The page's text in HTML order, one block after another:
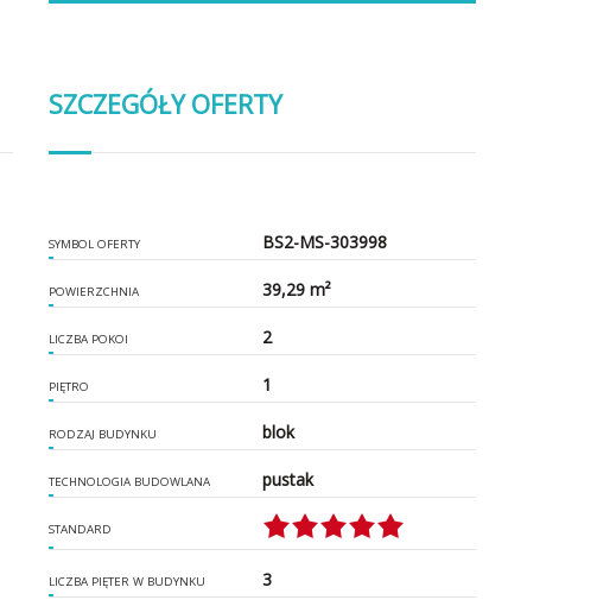
SZCZEGÓŁY OFERTY
SYMBOL OFERTY BS2-MS-303998
POWIERZCHNIA 39,29 m²
LICZBA POKOI 2
PIĘTRO 1
RODZAJ BUDYNKU blok
TECHNOLOGIA BUDOWLANA pustak
STANDARD
LICZBA PIĘTER W BUDYNKU 3